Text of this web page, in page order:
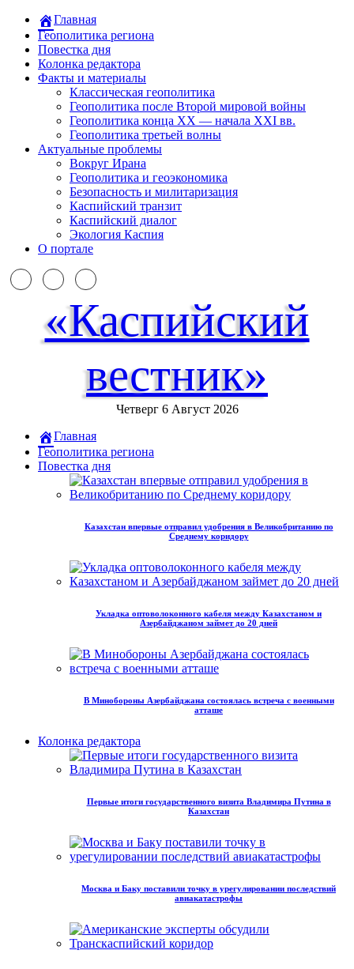
Главная
Геополитика региона
Повестка дня
Колонка редактора
Факты и материалы
Классическая геополитика
Геополитика после Второй мировой войны
Геополитика конца XX — начала XXI вв.
Геополитика третьей волны
Актуальные проблемы
Вокруг Ирана
Геополитика и геоэкономика
Безопасность и милитаризация
Каспийский транзит
Каспийский диалог
Экология Каспия
О портале
«Каспийский
вестник»
Четверг 6 Август 2026
Главная
Геополитика региона
Повестка дня
Казахстан впервые отправил удобрения в Великобританию по
Среднему коридору
Укладка оптоволоконного кабеля между Казахстаном и
Азербайджаном займет до 20 дней
В Минобороны Азербайджана состоялась встреча с военными
атташе
Колонка редактора
Первые итоги государственного визита Владимира Путина в
Казахстан
Москва и Баку поставили точку в урегулировании последствий
авиакатастрофы